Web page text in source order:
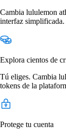
Cambia lululemon
interfaz simplificada.
Explora cientos de
Tú eliges. Cambia
tokens de la
Protege tu cuenta